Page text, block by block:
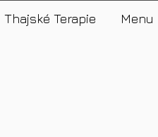
Thajské Terapie Menu